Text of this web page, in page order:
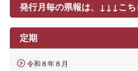
発行月毎の県報は、↓↓↓こ
定期
令和８年８月